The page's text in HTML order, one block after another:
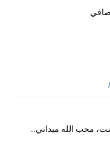
محب الله ميداني...